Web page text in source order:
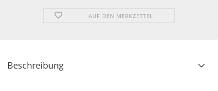
AUF DEN MERKZETTEL
Beschreibung